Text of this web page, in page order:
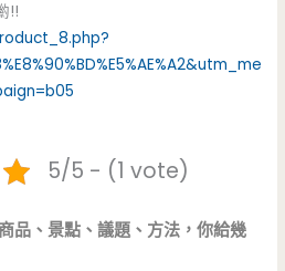
!!
5/5 - (1 vote)
品、景點、議題、方法，你給幾